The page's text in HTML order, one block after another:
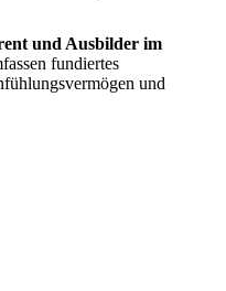
und Ausbilder im
fundiertes
und